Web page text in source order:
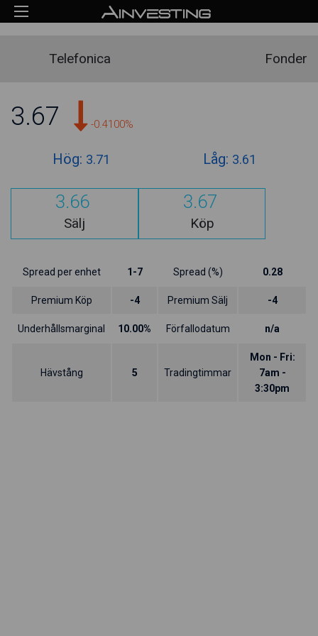
Telefonica Fonder
3.67 -0.4100%
Hög: 3.71 Låg: 3.61
3.66
Sälj
3.67
Köp
Spread per enhet 1-7 Spread (%) 0.28
Premium Köp -4 Premium Sälj -4
Underhållsmarginal 10.00% Förfallodatum n/a
Hävstång 5 Tradingtimmar
Mon - Fri:
7am -
3:30pm